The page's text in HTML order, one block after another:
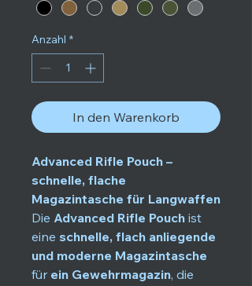
Anzahl *
In den Warenkorb
Advanced Rifle Pouch –
schnelle, flache
Magazintasche für Langwaffen
Die Advanced Rifle Pouch ist
eine schnelle, flach anliegende
und moderne Magazintasche
für ein Gewehrmagazin, die